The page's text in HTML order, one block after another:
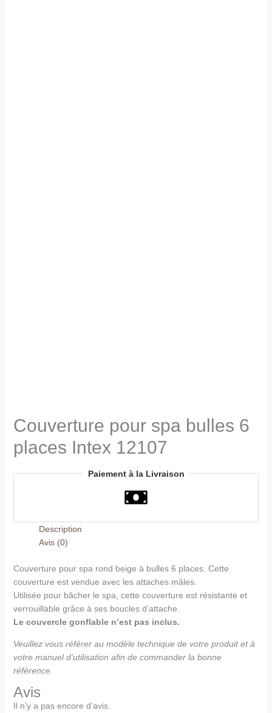
Couverture pour spa bulles 6
places Intex 12107
Paiement à la Livraison
Description
Avis (0)
Couverture pour spa rond beige à bulles 6 places. Cette
couverture est vendue avec les attaches mâles.
Utilisée pour bâcher le spa, cette couverture est résistante et
verrouillable grâce à ses boucles d’attache.
Le couvercle gonflable n’est pas inclus.
Veuillez vous référer au modèle technique de votre produit et à
votre manuel d’utilisation afin de commander la bonne
référence.
Avis
Il n’y a pas encore d’avis.